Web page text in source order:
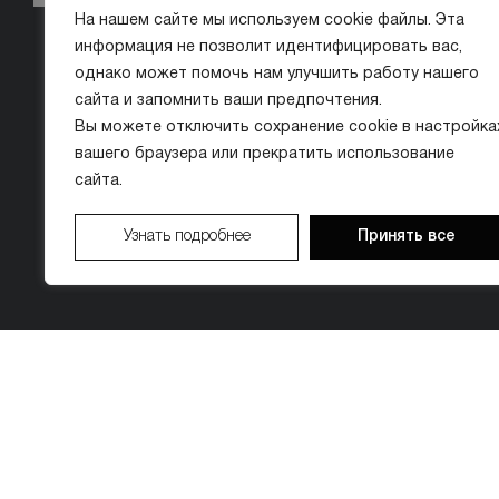
На нашем сайте мы используем cookie файлы. Эта
информация не позволит идентифицировать вас,
однако может помочь нам улучшить работу нашего
сайта и запомнить ваши предпочтения.
Вы можете отключить сохранение cookie в
вашего браузера или прекратить использование
сайта.
Узнать подробнее Принять все